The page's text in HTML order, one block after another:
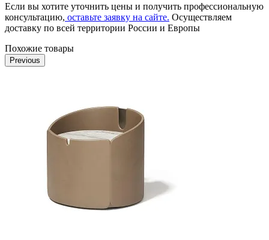
Если вы хотите уточнить цены и получить профессиональную
консультацию, оставьте заявку на сайте. Осуществляем
доставку по всей территории России и Европы
Похожие товары
Previous